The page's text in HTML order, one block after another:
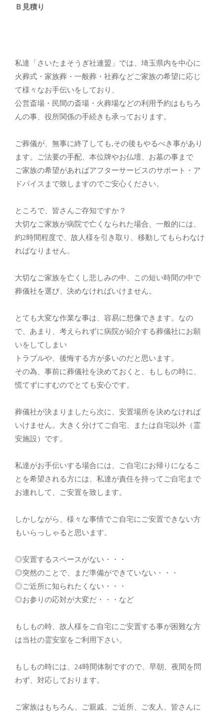
Ｂ見積り
私達「さいたまそうぎ社連盟」では、埼玉県内を中心に
火葬式・家族葬・一般葬・社葬などご家族の希望に応じ
て様々なお手伝いをしており、
公営斎場・民間の斎場・火葬場などの利用予約はもちろ
んの事、役所関係の手続きも承っております。
ご葬儀が、無事に終了しても,その後もやるべき事があり
ます。ご法要の手配、本位牌やお仏壇、お墓の事まで
ご家族の希望があればアフターサービスのサポート・ア
ドバイスまで致しますのでご安心ください。
ところで、皆さんご存知ですか？
大切なご家族が病院で亡くなられた場合、一般的には、
約2時間程度で、故人様を引き取り、移動してもらわなけ
ればなりません。
大切なご家族を亡くし悲しみの中、この短い時間の中で
葬儀社を選び、決めなければいけません。
とても大変な作業な事は、容易に想像できます。なの
で、あまり、考えられずに病院が紹介する葬儀社にお願
いをしてしまい
トラブルや、後悔する方が多いのだと思います。
その為、事前に葬儀社を決めておくと、もしもの時に、
慌てずにすむのでとても安心です。
葬儀社が決まりましたら次に、安置場所を決めなければ
いけません。大きく分けてご自宅、または自宅以外（霊
安施設）です。
私達がお手伝いする場合には、ご自宅にお帰りになるこ
とを希望される方には、私達が責任を持ってご自宅まで
お連れして、ご安置を致します。
しかしながら、様々な事情でご自宅にご安置できない方
もいらっしゃると思います。
◎安置するスペースがない・・・
◎突然のことで、まだ準備ができていない・・・
◎ご近所に知られたくない・・・
◎お参りの応対が大変だ・・・など
もしもの時、故人様をご自宅にご安置する事が困難な方
は当社の霊安室をご利用下さい。
もしもの時には、24時間体制ですので、早朝、夜間を問
わず、対応しております。
ご家族はもちろん、ご親戚、ご近所、ご友人、皆さんに